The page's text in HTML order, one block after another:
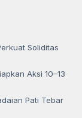
Soliditas
Aksi 10–13
Pati Tebar